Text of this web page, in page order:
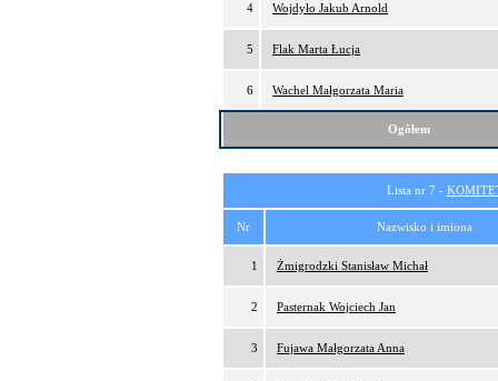
4 Wojdyło Jakub Arnold
5 Flak Marta Łucja
6 Wachel Małgorzata Maria
Ogółem
Lista nr 7 -
Nr Nazwisko i imiona
1 Żmigrodzki Stanisław Michał
2 Pasternak Wojciech Jan
3 Fujawa Małgorzata Anna